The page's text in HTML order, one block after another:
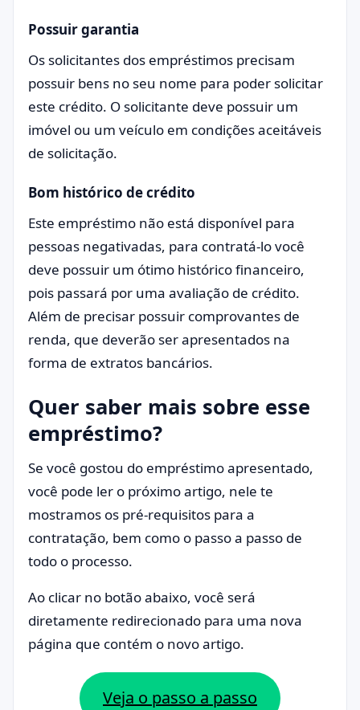
Possuir garantia
Os solicitantes dos empréstimos precisam
possuir bens no seu nome para poder solicitar
este crédito. O solicitante deve possuir um
imóvel ou um veículo em condições aceitáveis
de solicitação.
Bom histórico de crédito
Este empréstimo não está disponível para
pessoas negativadas, para contratá-lo você
deve possuir um ótimo histórico financeiro,
pois passará por uma avaliação de crédito.
Além de precisar possuir comprovantes de
renda, que deverão ser apresentados na
forma de extratos bancários.
Quer saber mais sobre esse
empréstimo?
Se você gostou do empréstimo apresentado,
você pode ler o próximo artigo, nele te
mostramos os pré-requisitos para a
contratação, bem como o passo a passo de
todo o processo.
Ao clicar no botão abaixo, você será
diretamente redirecionado para uma nova
página que contém o novo artigo.
Veja o passo a passo